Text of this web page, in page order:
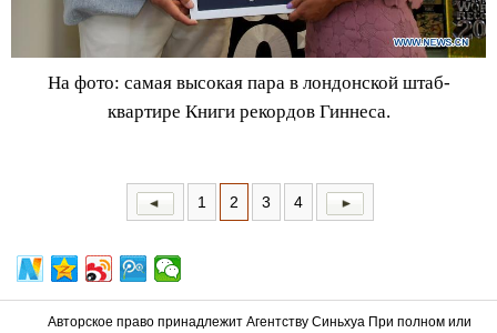
На фото: самая высокая пара в лондонской штаб-
квартире Книги рекордов Гиннеса.
1 2 3 4
Авторское право принадлежит Агентству Синьхуа При полном или